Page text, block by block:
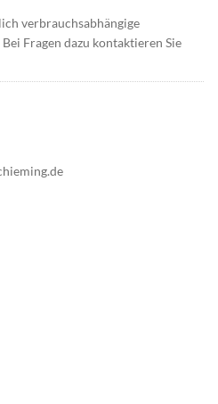
verbrauchsabhängige
Fragen dazu kontaktieren Sie